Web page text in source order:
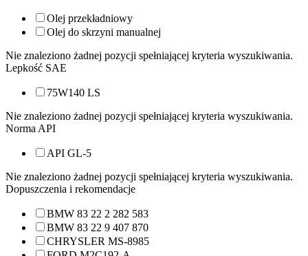
Olej przekładniowy
Olej do skrzyni manualnej
Nie znaleziono żadnej pozycji spełniającej kryteria wyszukiwania.
Lepkość SAE
75W140 LS
Nie znaleziono żadnej pozycji spełniającej kryteria wyszukiwania.
Norma API
API GL-5
Nie znaleziono żadnej pozycji spełniającej kryteria wyszukiwania.
Dopuszczenia i rekomendacje
BMW 83 22 2 282 583
BMW 83 22 9 407 870
CHRYSLER MS-8985